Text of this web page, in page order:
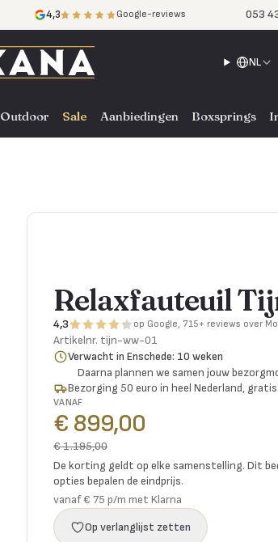
4,3 Google-reviews 053
NL
Outdoor Sale Aanbiedingen Boxsprings
Relaxfauteuil
4,3 op Google, 715+ reviews over
Artikelnr. tijn-ww-01
Verwacht in Enschede: 10 weken
Daarna plannen we samen jouw
Bezorging 50 euro in heel Nederland,
VANAF
€ 899,00
€ 1.195,00
De korting geldt op elke samenstelling. Dit
opties bepalen de eindprijs.
vanaf € 75 p/m met Klarna
Op verlanglijst zetten